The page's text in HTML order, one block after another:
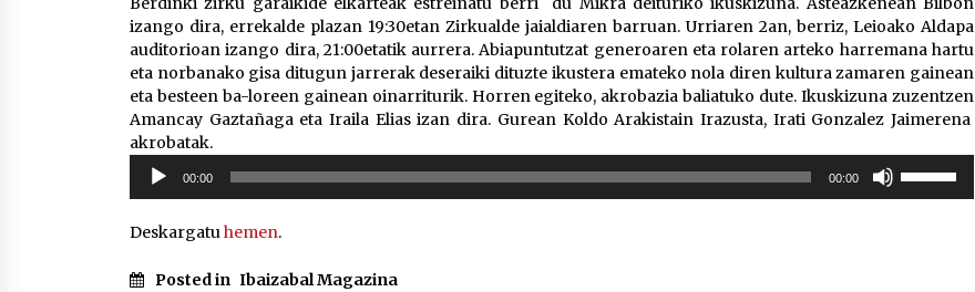
izango dira, errekalde plazan 19:30etan Zirkualde jaialdiaren barruan. Urriaren 2an, berriz, Leioako Aldapa
auditorioan izango dira, 21:00etatik aurrera. Abiapuntutzat generoaren eta rolaren arteko harremana hartu
eta norbanako gisa ditugun jarrerak deseraiki dituzte ikustera emateko nola diren kultura zamaren gainean
eta besteen ba-loreen gainean oinarriturik. Horren egiteko, akrobazia baliatuko dute. Ikuskizuna zuzentzen
Amancay Gaztañaga eta Iraila Elias izan dira. Gurean Koldo Arakistain Irazusta, Irati Gonzalez Jaimerena
akrobatak.
Soinu
erreproduzigailua
00:00 00:00
Deskargatuhemen.
Posted in Ibaizabal Magazina